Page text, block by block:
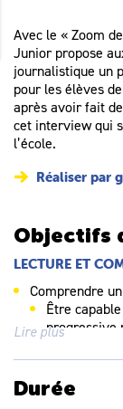
Avec le « Zoom
Junior propose
journalistique un
pour les élèves
après avoir fait
cet interview qui
l’école.
Réaliser par
Objectifs
LECTURE ET
Comprendre
Être
progressive
ÉCRITURE
Lire plus
Durée